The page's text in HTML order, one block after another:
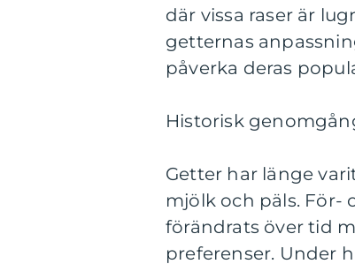
där vissa raser är
getternas
påverka deras
Historisk
Getter har länge
mjölk och päls. För-
förändrats över tid
preferenser. Under